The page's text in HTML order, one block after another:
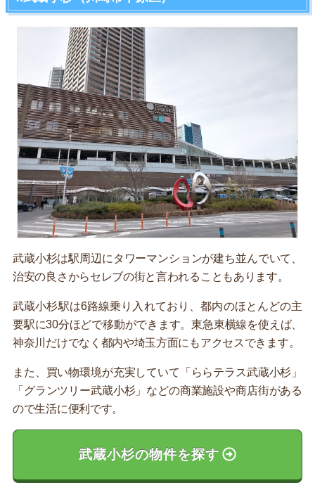
武蔵小杉は駅周辺にタワーマンションが建ち並んでいて、
治安の良さからセレブの街と言われることもあります。
武蔵小杉駅は6路線乗り入れており、都内のほとんどの主
要駅に30分ほどで移動ができます。東急東横線を使えば、
神奈川だけでなく都内や埼玉方面にもアクセスできます。
また、買い物環境が充実していて「ららテラス武蔵小杉」
「グランツリー武蔵小杉」などの商業施設や商店街がある
ので生活に便利です。
武蔵小杉の物件を探す